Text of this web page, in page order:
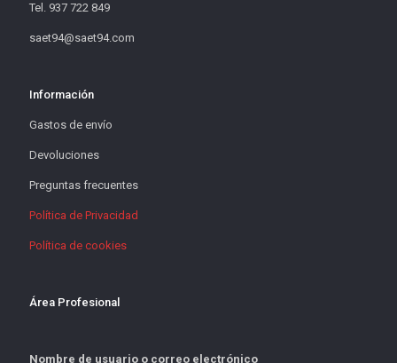
Tel. 937 722 849
saet94@saet94.com
Información
Gastos de envío
Devoluciones
Preguntas frecuentes
Política de Privacidad
Política de cookies
Área Profesional
Nombre de usuario o correo electrónico